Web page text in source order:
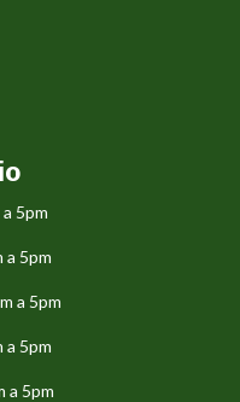
5pm
5pm
a 5pm
a 5pm
a 5pm